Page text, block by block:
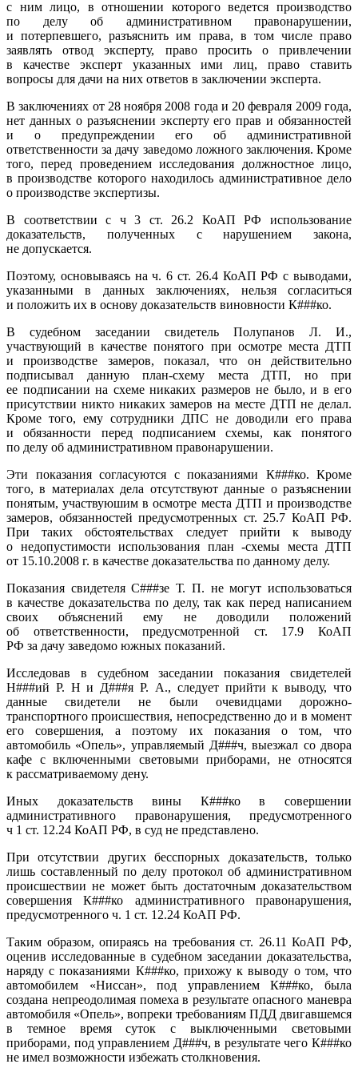
с ним лицо, в отношении которого ведется производство
по делу об административном правонарушении,
и потерпевшего, разъяснить им права, в том числе право
заявлять отвод эксперту, право просить о привлечении
в качестве эксперт указанных ими лиц, право ставить
вопросы для дачи на них ответов в заключении эксперта.
В заключениях от 28 ноября 2008 года и 20 февраля 2009 года,
нет данных о разъяснении эксперту его прав и обязанностей
и о предупреждении его об административной
ответственности за дачу заведомо ложного заключения. Кроме
того, перед проведением исследования должностное лицо,
в производстве которого находилось административное дело
о производстве экспертизы.
В соответствии с ч 3 ст. 26.2 КоАП РФ использование
доказательств, полученных с нарушением закона,
не допускается.
Поэтому, основываясь на ч. 6 ст. 26.4 КоАП РФ с выводами,
указанными в данных заключениях, нельзя согласиться
и положить их в основу доказательств виновности К###ко.
В судебном заседании свидетель Полупанов Л. И.,
участвующий в качестве понятого при осмотре места ДТП
и производстве замеров, показал, что он действительно
подписывал данную план-схему места ДТП, но при
ее подписании на схеме никаких размеров не было, и в его
присутствии никто никаких замеров на месте ДТП не делал.
Кроме того, ему сотрудники ДПС не доводили его права
и обязанности перед подписанием схемы, как понятого
по делу об административном правонарушении.
Эти показания согласуются с показаниями К###ко. Кроме
того, в материалах дела отсутствуют данные о разъяснении
понятым, участвуюшим в осмотре места ДТП и производстве
замеров, обязанностей предусмотренных ст. 25.7 КоАП РФ.
При таких обстоятельствах следует прийти к выводу
о недопустимости использования план -схемы места ДТП
от 15.10.2008 г. в качестве доказательства по данному делу.
Показания свидетеля С###зе Т. П. не могут использоваться
в качестве доказательства по делу, так как перед написанием
своих объяснений ему не доводили положений
об ответственности, предусмотренной ст. 17.9 КоАП
РФ за дачу заведомо южных показаний.
Исследовав в судебном заседании показания свидетелей
Н###ий Р. Н и Д###я Р. А., следует прийти к выводу, что
данные свидетели не были очевидцами дорожно-
транспортного происшествия, непосредственно до и в момент
его совершения, а поэтому их показания о том, что
автомобиль «Опель», управляемый Д###ч, выезжал со двора
кафе с включенными световыми приборами, не относятся
к рассматриваемому дену.
Иных доказательств вины К###ко в совершении
административного правонарушения, предусмотренного
ч 1 ст. 12.24 КоАП РФ, в суд не представлено.
При отсутствии других бесспорных доказательств, только
лишь составленный по делу протокол об административном
происшествии не может быть достаточным доказательством
совершения К###ко административного правонарушения,
предусмотренного ч. 1 ст. 12.24 КоАП РФ.
Таким образом, опираясь на требования ст. 26.11 КоАП РФ,
оценив исследованные в судебном заседании доказательства,
наряду с показаниями К###ко, прихожу к выводу о том, что
автомобилем «Ниссан», под управлением К###ко, была
создана непреодолимая помеха в результате опасного маневра
автомобиля «Опель», вопреки требованиям ПДД двигавшемся
в темное время суток с выключенными световыми
приборами, под управлением Д###ч, в результате чего К###ко
не имел возможности избежать столкновения.